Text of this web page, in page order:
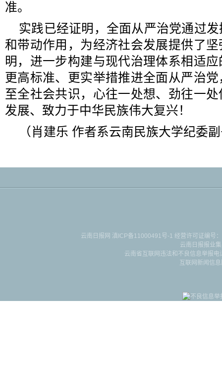
准。
实践已经证明，全面从严治党通过
和带动作用，为经济社会发展提供了
明，进一步构建与现代治理体系相适
更高标准、更实举措推进全面从严治
至全社会共识，心往一处想、劲往一
发展、致力于中华民族伟大复兴！
（ 肖建乐 作者系云南民族大学纪委
云南日报网 滇ICP备11000491号-1 经营许可证编号
云南日报报业
云南省互联网违法和不良信息举报
互联网新闻信